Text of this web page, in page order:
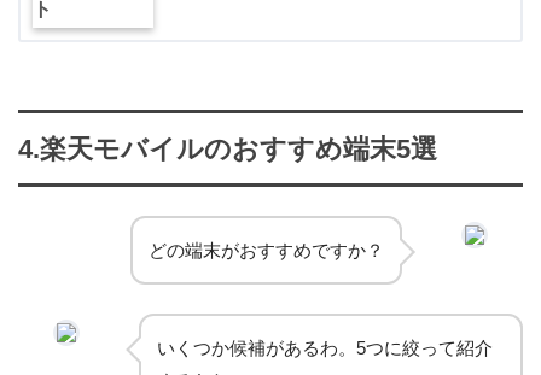
STEP.4
プ
4.楽天モバイルのおすすめ端末5選
どの端末がおすすめですか？
いくつか候補があるわ。5つに絞って紹介